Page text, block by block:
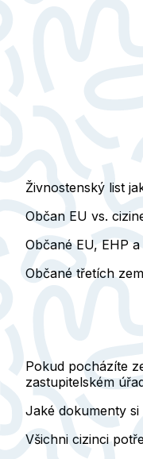
Živnostenský list
Občan EU vs.
Občané EU, EHP
Občané třetích
Pokud pocházíte
zastupitelském
Jaké dokumenty
Všichni cizinci